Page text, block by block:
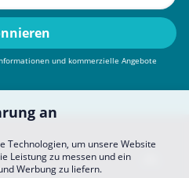
und kommerzielle Angebote
an
Technologien, um unsere Website
Leistung zu messen und ein
Werbung zu liefern.